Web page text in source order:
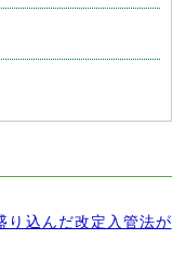
り込んだ改定入管法が